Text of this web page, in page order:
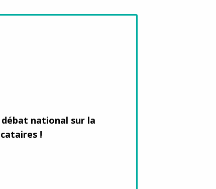
national sur la
!
/